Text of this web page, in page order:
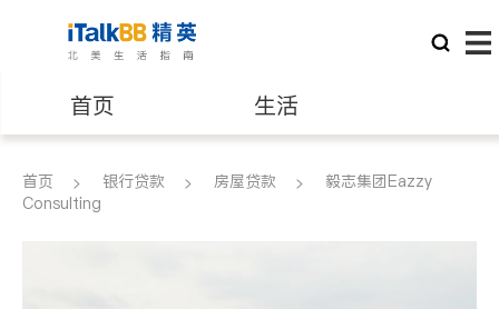
首页 生活
医生 律师
首页 银行贷款 房屋贷款
毅志集团Eazzy
Consulting